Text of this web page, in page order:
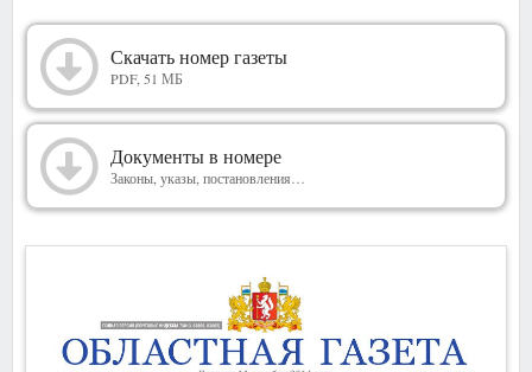
2014
Скачать номер газеты
PDF, 51 МБ
Документы в номере
Законы, указы, постановления…